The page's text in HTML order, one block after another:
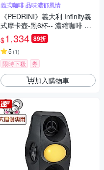
義式咖啡 品味濃郁風情
《PEDRINI》義大利 Infinity義
式摩卡壺-黑6杯-- 濃縮咖啡 摩
卡咖啡壺 拿鐵
$1,334 89折
5 (1)
限時下殺 券
加入購物車